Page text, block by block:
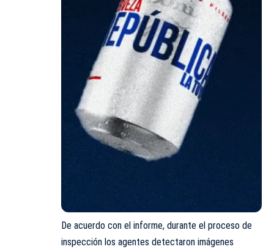
De acuerdo con el informe, durante el proceso de
inspección los agentes detectaron imágenes